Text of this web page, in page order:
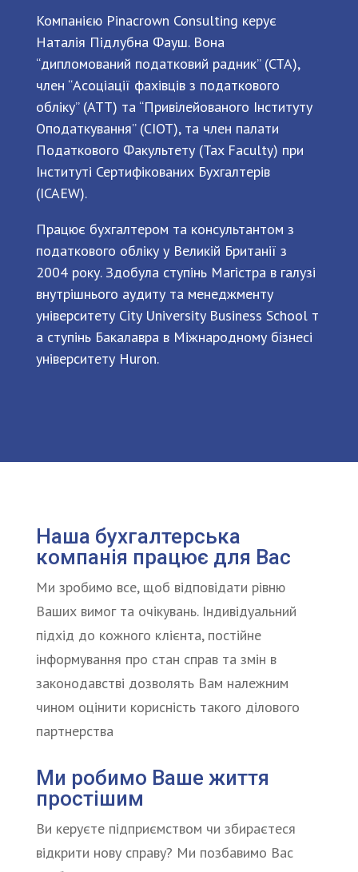
Компанією Pinacrown Consulting керує
Наталія Підлубна Фауш. Вона
“дипломований податковий радник” (CTA),
член “Асоціації фахівців з податкового
обліку” (ATT) та “Привілейованого Інституту
Оподаткування” (CIOT), та член палати
Податкового Факультету (Tax Faculty) при
Інституті Сертифікованих Бухгалтерів
(ICAEW).
Працює бухгалтером та консультантом з
податкового обліку у Великій Британії з
2004 року. Здобула ступінь Магістра в галузі
внутрішнього аудиту та менеджменту
університету City University Business School т
а ступінь Бакалавра в Міжнародному бізнесі
університету Huron.
Наша бухгалтерська
компанія працює для Вас
Ми зробимо все, щоб відповідати рівню
Ваших вимог та очікувань. Індивідуальний
підхід до кожного клієнта, постійне
інформування про стан справ та змін в
законодавстві дозволять Вам належним
чином оцінити корисність такого ділового
партнерства
Ми робимо Ваше життя
простішим
Ви керуєте підприємством чи збираєтеся
відкрити нову справу? Ми позбавимо Вас